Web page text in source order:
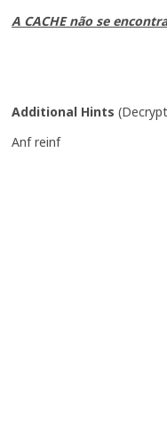
A CACHE não se
Additional Hints (Decrypt
Anf reinf